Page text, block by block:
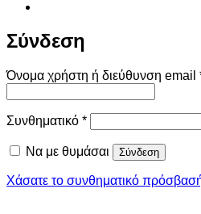
Σύνδεση
Όνομα χρήστη ή διεύθυνση email
Συνθηματικό *Απαιτείται
Να με θυμάσαι Σύνδεση
Χάσατε το συνθηματικό